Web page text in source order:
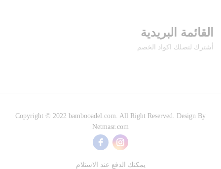
القائمة البريدية
أشترك لتصلك اكواد الخصم
Copyright © 2022 bambooadel.com. All Right Reserved. Design By
Netmasr.com
يمكنك الدفع عند الاستلام